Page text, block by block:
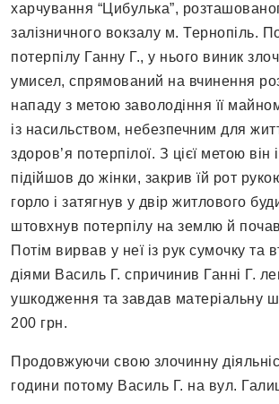
харчування “Цибулька”,
залізничного вокзалу м. Тернопіль.
потерпілу Ганну Г., у нього виник
умисел, спрямований на вчинення
нападу з метою заволодіння її
із насильством, небезпечним для
здоров’я потерпілої. З цієї метою він
підійшов до жінки, закрив їй рот
горло і затягнув у двір житлового
штовхнув потерпілу на землю й
Потім вирвав у неї із рук сумочку та
діями Василь Г. спричинив Ганні Г.
ушкодження та завдав матеріальну
200 грн.
Продовжуючи свою злочинну
години потому Василь Г. на вул.